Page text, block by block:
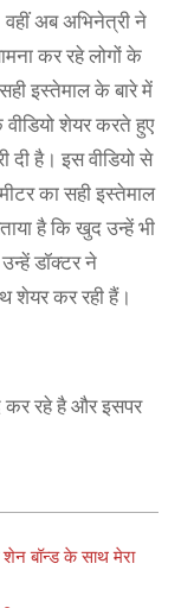
वहीं अब अभिनेत्री ने
कर रहे लोगों के
इस्तेमाल के बारे में
शेयर करते हुए
दी है। इस वीडियो से
का सही इस्तेमाल
है कि खुद उन्हें भी
डॉक्टर ने
शेयर कर रही हैं।
कर रहे है और इसपर
बॉन्ड के साथ मेरा